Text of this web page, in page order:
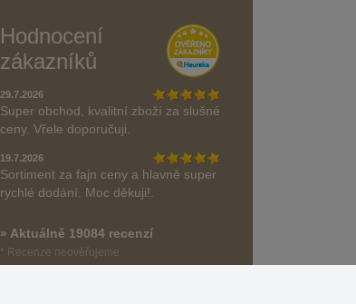
Hodnocení
zákazníků
29.7.2026
Super obchod, kvalitní zboží za slušné
ceny. Vřele doporučuji.
19.7.2026
Sortiment za fajn ceny a hlavně super
rychlé dodání. Moc děkuji!.
» Aktuálně 19084 recenzí
* Recenze neověřujeme